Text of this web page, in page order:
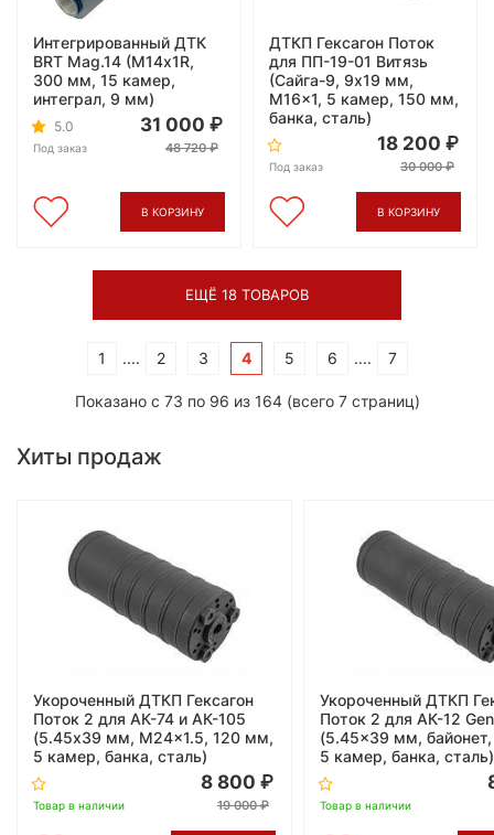
Интегрированный ДТК
BRT Mag.14 (М14х1R,
300 мм, 15 камер,
интеграл, 9 мм)
5.0
Под заказ
31 000
48 720
В КОРЗИНУ
ДТКП Гексагон Поток
для ПП-19-01 Витязь
(Сайга-9, 9x19 мм,
M16x1, 5 камер, 150 мм,
банка, сталь)
Под заказ
18 200
30 000
В КОРЗИНУ
ЕЩЁ 18 ТОВАРОВ
1 .... 2 3 4 5 6 .... 7
Показано с 73 по 96 из 164 (всего 7 страниц)
Хиты продаж
Укороченный ДТКП Гексагон
Поток 2 для АК-74 и АК-105
(5.45x39 мм, M24x1.5, 120 мм,
5 камер, банка, сталь)
Товар в наличии
8 800
19 000
Укороченный ДТКП
Поток 2 для АК-12
(5.45x39 мм,
5 камер, банка, сталь)
Товар в наличии